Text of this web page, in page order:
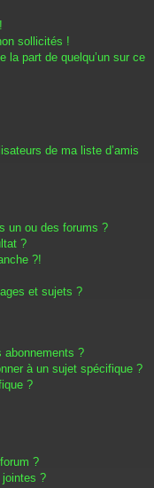
sollicités !
la part de quelqu’un sur ce
de ma liste d’amis
un ou des forums ?
?
?!
et sujets ?
abonnements ?
à un sujet spécifique ?
?
?
?